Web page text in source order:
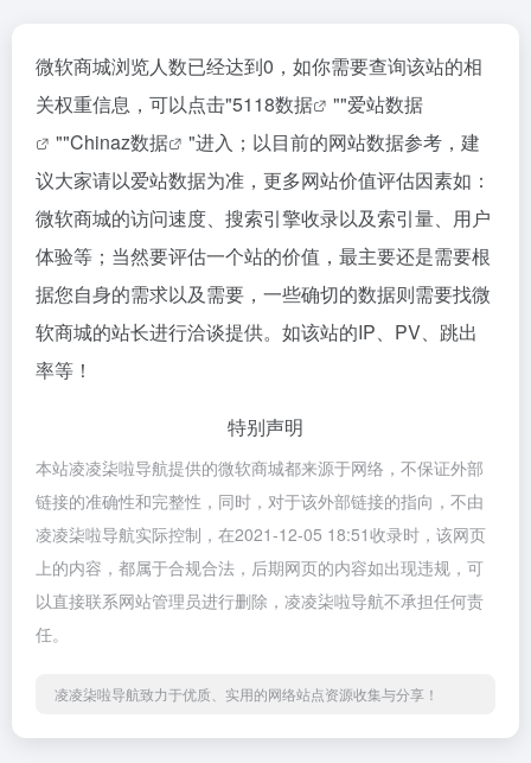
微软商城浏览人数已经达到0，如你需要查询该站的相
关权重信息，可以点击"5118数据 ""爱站数据
""Chinaz数据
"进入；以目前的网站数据参考，建
议大家请以爱站数据为准，更多网站价值评估因素如：
微软商城的访问速度、搜索引擎收录以及索引量、用户
体验等；当然要评估一个站的价值，最主要还是需要根
据您自身的需求以及需要，一些确切的数据则需要找微
软商城的站长进行洽谈提供。如该站的IP、PV、跳出
率等！
特别声明
本站凌凌柒啦导航提供的微软商城都来源于网络，不保证外部
链接的准确性和完整性，同时，对于该外部链接的指向，不由
凌凌柒啦导航实际控制，在2021-12-05 18:51收录时，该网页
上的内容，都属于合规合法，后期网页的内容如出现违规，可
以直接联系网站管理员进行删除，凌凌柒啦导航不承担任何责
任。
凌凌柒啦导航致力于优质、实用的网络站点资源收集与分享！